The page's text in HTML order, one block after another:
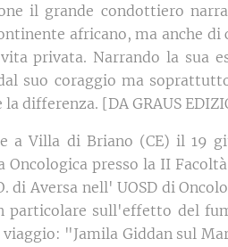
il grande condottiero
africano, ma anche
privata. Narrando la sua
suo coraggio ma
differenza. [DA GRAUS
a Villa di Briano (CE) il 19
Oncologica presso la II
di Aversa nell' UOSD di
particolare sull'effetto del
"Jamila Giddan sul